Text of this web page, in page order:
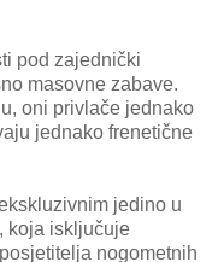
pod zajednički
masovne zabave.
oni privlače jednako
jednako frenetične
jedino u
koja isključuje
nogometnih